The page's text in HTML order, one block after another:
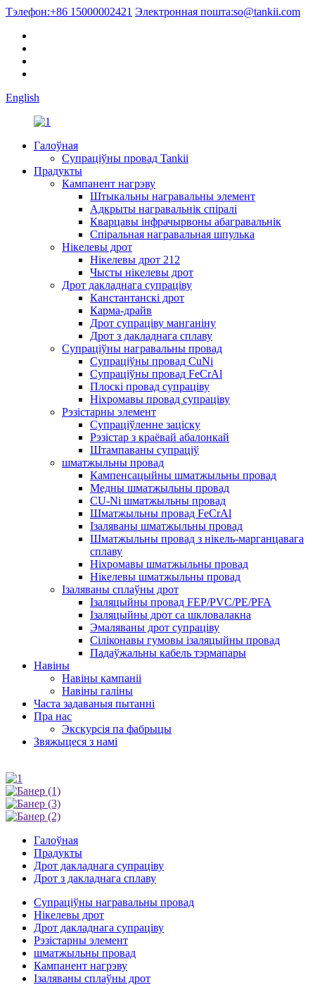
Тэлефон:+86 15000002421 Электронная пошта:so@tankii.com
English
Галоўная
Супраціўны провад Tankii
Прадукты
Кампанент нагрэву
Штыкальны награвальны элемент
Адкрыты награвальнік спіралі
Кварцавы інфрачырвоны абагравальнік
Спіральная награвальная шпулька
Нікелевы дрот
Нікелевы дрот 212
Чысты нікелевы дрот
Дрот дакладнага супраціву
Канстантанскі дрот
Карма-драйв
Дрот супраціву манганіну
Дрот з дакладнага сплаву
Супраціўны награвальны провад
Супраціўны провад CuNi
Супраціўны провад FeCrAl
Плоскі провад супраціву
Ніхромавы провад супраціву
Рэзістарны элемент
Супраціўленне заціску
Рэзістар з краёвай абалонкай
Штампаваны супраціў
шматжыльны провад
Кампенсацыйны шматжыльны провад
Медны шматжыльны провад
CU-Ni шматжыльны провад
Шматжыльны провад FeCrAl
Ізаляваны шматжыльны провад
Шматжыльны провад з нікель-марганцавага
сплаву
Ніхромавы шматжыльны провад
Нікелевы шматжыльны провад
Ізаляваны сплаўны дрот
Ізаляцыйны провад FEP/PVC/PE/PFA
Ізаляцыйны дрот са шкловалакна
Эмаляваны дрот супраціву
Сіліконавы гумовы ізаляцыйны провад
Падаўжальны кабель тэрмапары
Навіны
Навіны кампаніі
Навіны галіны
Часта задаваныя пытанні
Пра нас
Экскурсія па фабрыцы
Звяжыцеся з намі
Галоўная
Прадукты
Дрот дакладнага супраціву
Дрот з дакладнага сплаву
Супраціўны награвальны провад
Нікелевы дрот
Дрот дакладнага супраціву
Рэзістарны элемент
шматжыльны провад
Кампанент нагрэву
Ізаляваны сплаўны дрот